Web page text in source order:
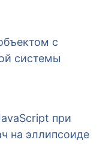
с
системы
при
на эллипсоиде